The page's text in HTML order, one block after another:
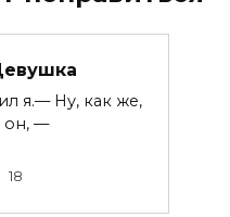
я.— Ну, как же,
он, —
18